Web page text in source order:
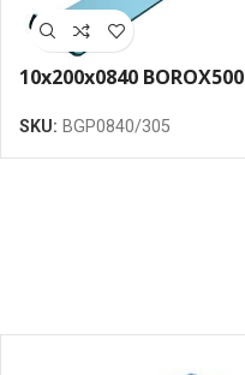
10x200x0840 BOROX500
ar liektu galu 305
SKU: BGP0840/305